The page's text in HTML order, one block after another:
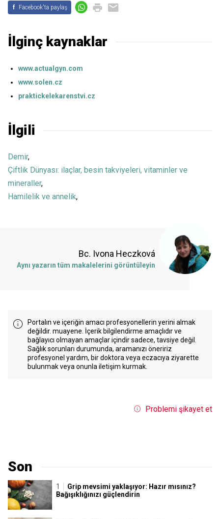
f Facebook'ta paylaş
İlginç kaynaklar
www.actualgyn.com
www.solen.cz
praktickelekarenstvi.cz
İlgili
Demir,
Çiftlik Dünyası: ilaçlar, besin takviyeleri, vitaminler ve
mineraller,
Hamilelik ve annelik,
Bc. Ivona Heczková
Aynı yazarın tüm makalelerini görüntüleyin
Portalın ve içeriğin amacı profesyonellerin yerini almak
değildir. muayene. İçerik bilgilendirme amaçlıdır ve
bağlayıcı olmayan amaçlar içindir sadece, tavsiye değil.
Sağlık sorunları durumunda, aramanızı öneririz
profesyonel yardım, bir doktora veya eczacıya ziyarette
bulunmak veya onunla iletişim kurmak.
Problemi şikayet et
Son
Grip mevsimi yaklaşıyor: Hazır mısınız?
Bağışıklığınızı güçlendirin